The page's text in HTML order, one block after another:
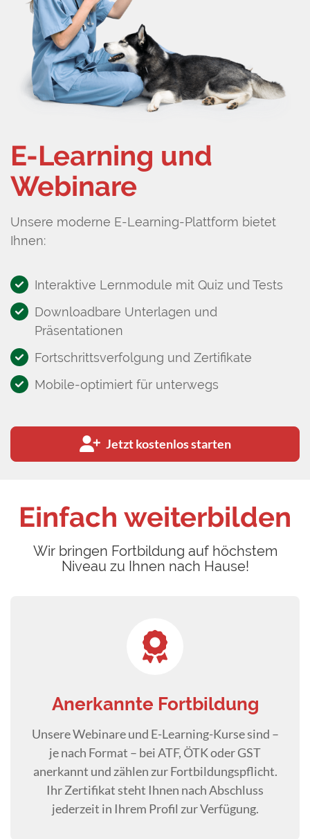
E-Learning und
Webinare
Unsere moderne E-Learning-Plattform bietet
Ihnen:
Interaktive Lernmodule mit Quiz und Tests
Downloadbare Unterlagen und
Präsentationen
Fortschrittsverfolgung und Zertifikate
Mobile-optimiert für unterwegs
Jetzt kostenlos starten
Einfach weiterbilden
Wir bringen Fortbildung auf höchstem
Niveau zu Ihnen nach Hause!
Anerkannte Fortbildung
Unsere Webinare und E-Learning-Kurse sind –
je nach Format – bei ATF, ÖTK oder GST
anerkannt und zählen zur Fortbildungspflicht.
Ihr Zertifikat steht Ihnen nach Abschluss
jederzeit in Ihrem Profil zur Verfügung.